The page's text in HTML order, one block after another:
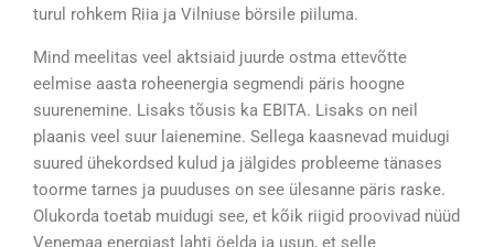
turul rohkem Riia ja Vilniuse börsile piiluma.
Mind meelitas veel aktsiaid juurde ostma ettevõtte
eelmise aasta roheenergia segmendi päris hoogne
suurenemine. Lisaks tõusis ka EBITA. Lisaks on neil
plaanis veel suur laienemine. Sellega kaasnevad muidugi
suured ühekordsed kulud ja jälgides probleeme tänases
toorme tarnes ja puuduses on see ülesanne päris raske.
Olukorda toetab muidugi see, et kõik riigid proovivad nüüd
Venemaa energiast lahti öelda ja usun, et selle